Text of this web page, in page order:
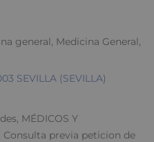
general, Medicina General,
SEVILLA (SEVILLA)
MÉDICOS Y
Consulta previa peticion de